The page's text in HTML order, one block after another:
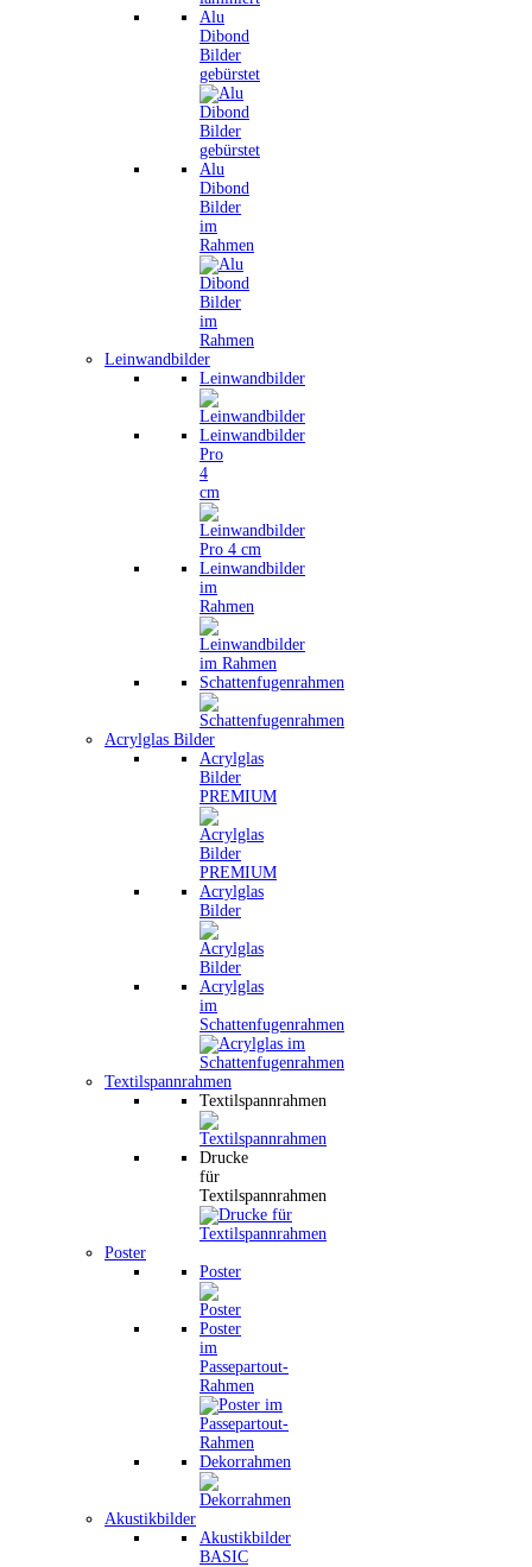
Alu
Dibond
Bilder
gebürstet
Alu
Dibond
Bilder
im
Rahmen
Leinwandbilder
Leinwandbilder
Leinwandbilder
Pro
4
cm
Leinwandbilder
im
Rahmen
Schattenfugenrahmen
Acrylglas Bilder
Acrylglas
Bilder
PREMIUM
Acrylglas
Bilder
Acrylglas
im
Schattenfugenrahmen
Textilspannrahmen
Textilspannrahmen
Drucke
für
Textilspannrahmen
Poster
Poster
Poster
im
Passepartout-
Rahmen
Dekorrahmen
Akustikbilder
Akustikbilder
BASIC